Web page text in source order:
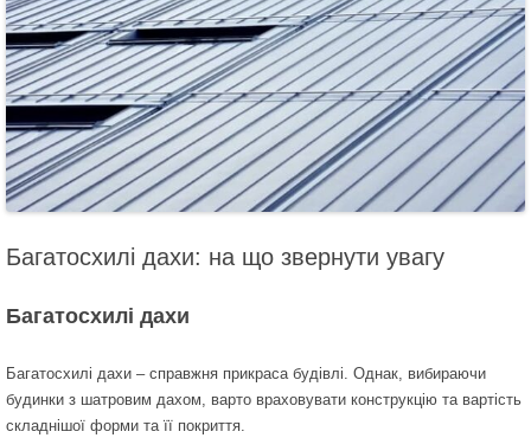
Багатосхилі дахи: на що звернути увагу
Багатосхилі дахи
Багатосхилі дахи – справжня прикраса будівлі. Однак, вибираючи
будинки з шатровим дахом, варто враховувати конструкцію та вартість
складнішої форми та її покриття.